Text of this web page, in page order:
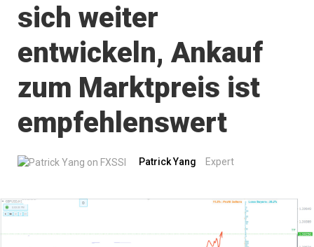
sich weiter
entwickeln, Ankauf
zum Marktpreis ist
empfehlenswert
Patrick Yang Expert